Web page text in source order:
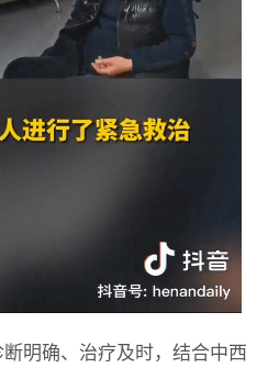
明确、治疗及时，结合中西